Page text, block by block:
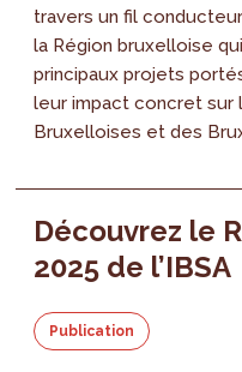
travers un fil
la Région bruxelloise
principaux projets
leur impact concret sur
Bruxelloises et des
Découvrez le
2025 de l’IBSA
Publication